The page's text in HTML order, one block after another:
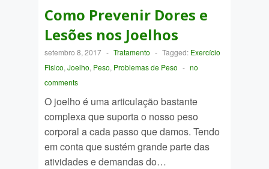
Como Prevenir Dores e
Lesões nos Joelhos
setembro 8, 2017 - Tratamento - Tagged: Exercício
Fisico, Joelho, Peso, Problemas de Peso - no
comments
O joelho é uma articulação bastante
complexa que suporta o nosso peso
corporal a cada passo que damos. Tendo
em conta que sustém grande parte das
atividades e demandas do…